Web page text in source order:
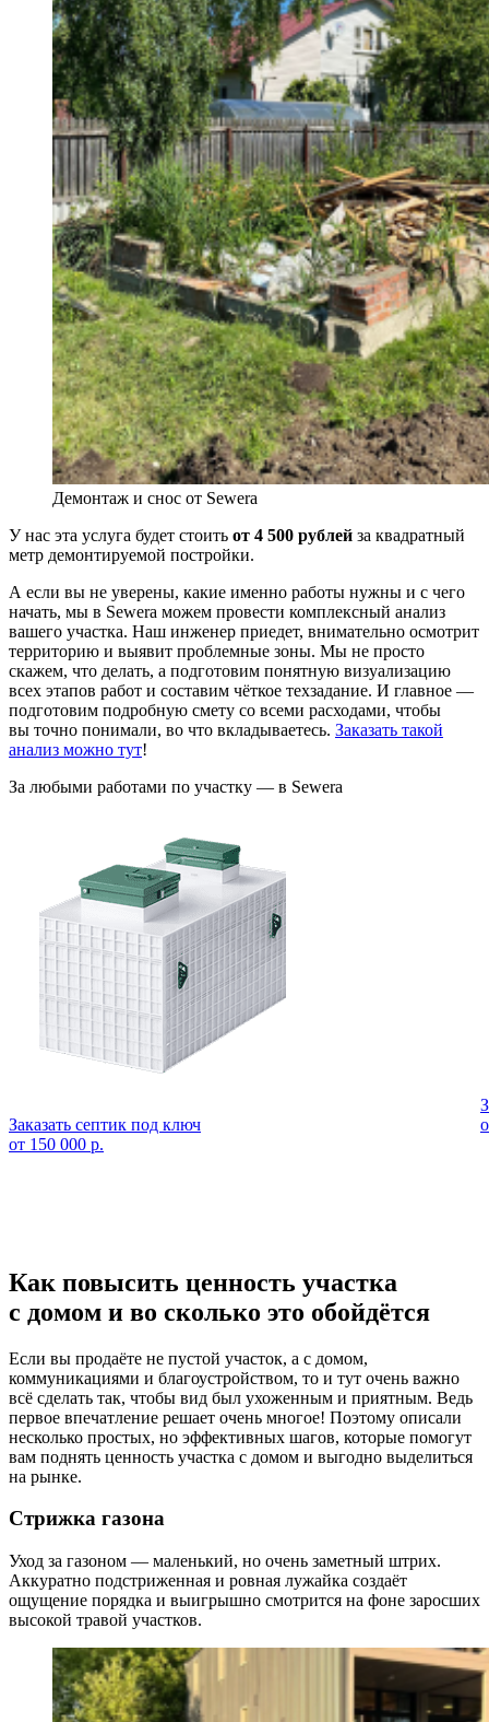
Демонтаж и снос от Sewera
У нас эта услуга будет стоить от 4 500 рублей за квадратный
метр демонтируемой постройки.
А если вы не уверены, какие именно работы нужны и с чего
начать, мы в Sewera можем провести комплексный анализ
вашего участка. Наш инженер приедет, внимательно осмотрит
территорию и выявит проблемные зоны. Мы не просто
скажем, что делать, а подготовим понятную визуализацию
всех этапов работ и составим чёткое техзадание. И главное —
подготовим подробную смету со всеми расходами, чтобы
вы точно понимали, во что вкладываетесь. Заказать такой
анализ можно тут!
За любыми работами по участку — в Sewera
Заказать септик под ключ
от 150 000 р.
Как повысить ценность участка
с домом и во сколько это обойдётся
Если вы продаёте не пустой участок, а с домом,
коммуникациями и благоустройством, то и тут очень важно
всё сделать так, чтобы вид был ухоженным и приятным. Ведь
первое впечатление решает очень многое! Поэтому описали
несколько простых, но эффективных шагов, которые помогут
вам поднять ценность участка с домом и выгодно выделиться
на рынке.
Стрижка газона
Уход за газоном — маленький, но очень заметный штрих.
Аккуратно подстриженная и ровная лужайка создаёт
ощущение порядка и выигрышно смотрится на фоне заросших
высокой травой участков.